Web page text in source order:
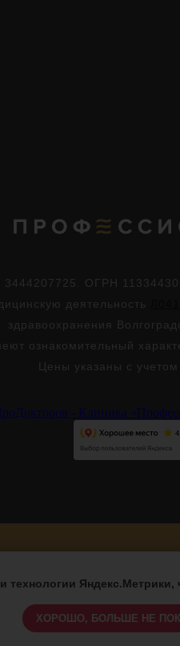
ОГРН
деятельность
здравоохранения
ознакомительный
Цены указаны с
Яндекс.Метрики,
ХОРОШО, БОЛЬШЕ НЕ